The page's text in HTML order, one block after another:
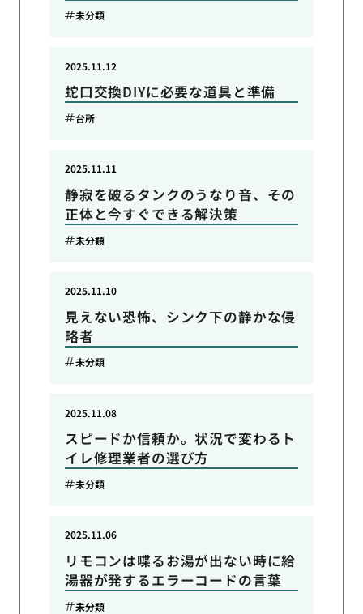
未分類
蛇口交換DIYに必要な道具と準備
2025.11.12
台所
静寂を破るタンクのうなり音、その
正体と今すぐできる解決策
2025.11.11
未分類
見えない恐怖、シンク下の静かな侵
略者
2025.11.10
未分類
スピードか信頼か。状況で変わるト
イレ修理業者の選び方
2025.11.08
未分類
リモコンは喋るお湯が出ない時に給
湯器が発するエラーコードの言葉
2025.11.06
未分類